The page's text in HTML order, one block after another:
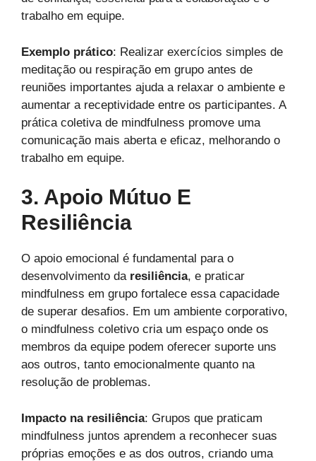
trabalho em equipe.
Exemplo prático: Realizar exercícios simples de
meditação ou respiração em grupo antes de
reuniões importantes ajuda a relaxar o ambiente e
aumentar a receptividade entre os participantes. A
prática coletiva de mindfulness promove uma
comunicação mais aberta e eficaz, melhorando o
trabalho em equipe.
3. Apoio Mútuo E
Resiliência
O apoio emocional é fundamental para o
desenvolvimento da resiliência, e praticar
mindfulness em grupo fortalece essa capacidade
de superar desafios. Em um ambiente corporativo,
o mindfulness coletivo cria um espaço onde os
membros da equipe podem oferecer suporte uns
aos outros, tanto emocionalmente quanto na
resolução de problemas.
Impacto na resiliência: Grupos que praticam
mindfulness juntos aprendem a reconhecer suas
próprias emoções e as dos outros, criando uma